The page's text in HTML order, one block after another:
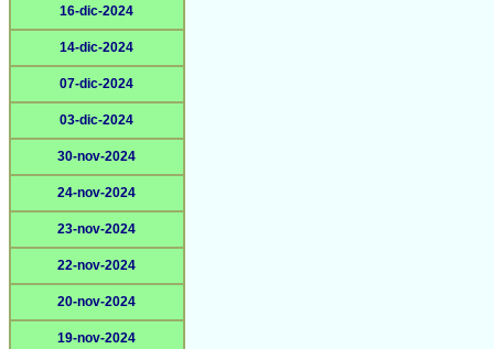
16-dic-2024
14-dic-2024
07-dic-2024
03-dic-2024
30-nov-2024
24-nov-2024
23-nov-2024
22-nov-2024
20-nov-2024
19-nov-2024